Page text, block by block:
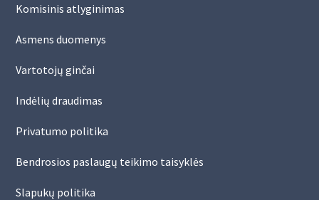
Komisinis atlyginimas
Asmens duomenys
Vartotojų ginčai
Indėlių draudimas
Privatumo politika
Bendrosios paslaugų teikimo taisyklės
Slapukų politika